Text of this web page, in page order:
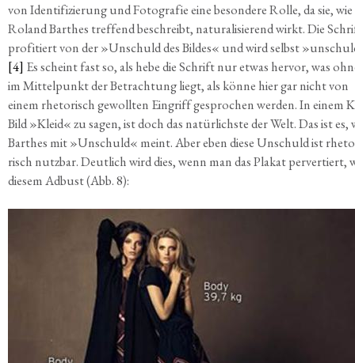
von Iden­ti­fi­zie­rung und Foto­gra­fie eine beson­de­re Rol­le, da sie, wie
Roland Bar­thes tref­fend beschreibt, natu­ra­li­sie­rend wirkt. Die
pro­fi­tiert von der »Unschuld des Bil­des« und wird selbst
[4] Es scheint fast so, als hebe die Schrift nur etwas her­vor, was
im Mit­tel­punkt der Betrach­tung liegt, als kön­ne hier gar nicht von
einem rhe­to­risch gewoll­ten Ein­griff gespro­chen wer­den. In einem
Bild »Kleid« zu sagen, ist doch das natür­lichs­te der Welt. Das ist es,
Bar­thes mit »Unschuld« meint. Aber eben die­se Unschuld ist
risch nutz­bar. Deut­lich wird dies, wenn man das Pla­kat per­ver­tiert,
die­sem Adbust (Abb. 8):